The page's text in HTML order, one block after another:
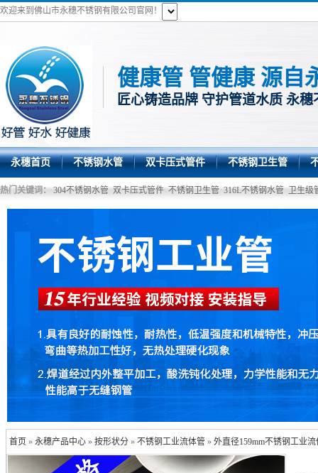
欢迎来到佛山市永穗不锈钢有限公司官网！
健康管 管健康 源自
匠心铸造品牌 守护管道水质 永穗
永穗首页 不锈钢水管 双卡压式管件 不锈钢卫生管
热门关键词： 304不锈钢水管 双卡压式管件 不锈钢卫生管 316L不锈钢水管 卫生级
首页 »永穗产品中心 »按形状分 »不锈钢工业流体管 »外直径159mm不锈钢工业